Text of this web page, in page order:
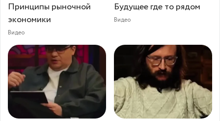
Принципы рыночной
экономики
Видео
Будущее где то рядом
Видео